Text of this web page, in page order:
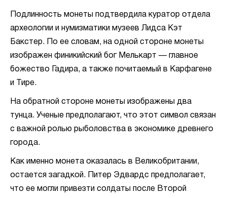
Подлинность монеты подтвердила куратор отдела
археологии и нумизматики музеев Лидса Кэт
Бакстер. По ее словам, на одной стороне монеты
изображен финикийский бог Мелькарт — главное
божество Гадира, а также почитаемый в Карфагене
и Тире.
На обратной стороне монеты изображены два
тунца. Ученые предполагают, что этот символ связан
с важной ролью рыболовства в экономике древнего
города.
Как именно монета оказалась в Великобритании,
остается загадкой. Питер Эдвардс предполагает,
что ее могли привезти солдаты после Второй